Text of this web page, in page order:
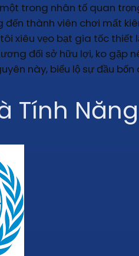
trong nhân tố quan
thành viên chơi mất
xiêu vẹo bạt gia tốc thiết
đối sở hữu lợi, ko
này, biểu lộ sự đầu
Tính